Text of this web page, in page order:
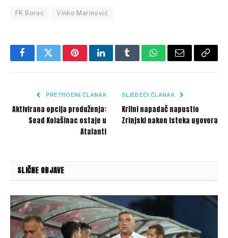
FK Borac Vinko Marinović
FacebookTwitterPinterestLinkedInTumblrWhatsApp
Email Copy
PRETHODNI ČLANAK
Aktivirana opcija produženja:
Sead Kolašinac ostaje u
Atalanti
SLJEDEĆI ČLANAK
Krilni napadač napustio
Zrinjski nakon isteka ugovora
SLIČNE OBJAVE